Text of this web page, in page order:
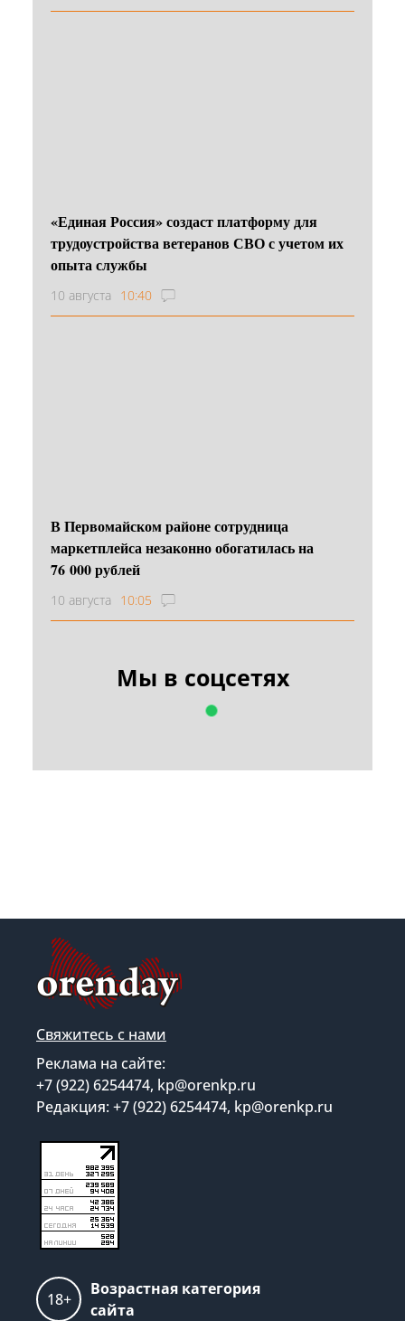
«Единая Россия» создаст платформу для
трудоустройства ветеранов СВО с учетом их
опыта службы
10 августа 10:40
В Первомайском районе сотрудница
маркетплейса незаконно обогатилась на
76 000 рублей
10 августа 10:05
Мы в соцсетях
Свяжитесь с нами
Реклама на сайте:
+7 (922) 6254474, kp@orenkp.ru
Редакция: +7 (922) 6254474, kp@orenkp.ru
18+
Возрастная категория
сайта